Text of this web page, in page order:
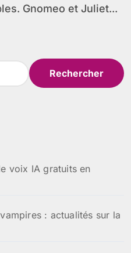
Gnomeo et Juliet...
voix IA gratuits en
: actualités sur la